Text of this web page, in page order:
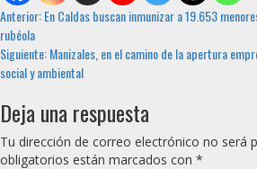
Sigue
leyendo
Anterior:En Caldas buscan inmunizar a 19.653
rubéola
Siguiente:Manizales, en el camino de la apertura
social y ambiental
Deja una respuesta
Tu dirección de correo electrónico no será
obligatorios están marcados con *